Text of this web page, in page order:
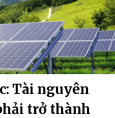
Tài nguyên
trở thành